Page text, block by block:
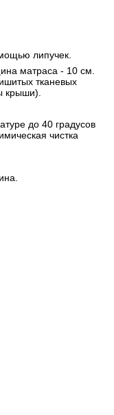
липучек.
матраса - 10 см.
тканевых
крыши).
до 40 градусов
чистка